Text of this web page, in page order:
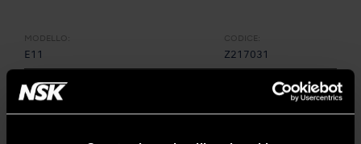
MODELLO:
E11
CODICE:
Z217031
• Supporto con angolazione 120° per lime U